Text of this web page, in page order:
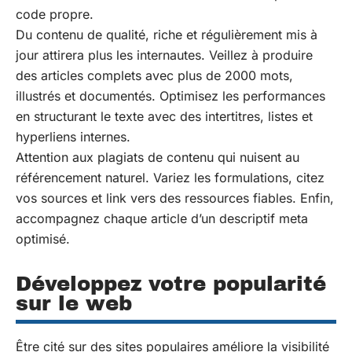
code propre.
Du contenu de qualité, riche et régulièrement mis à
jour attirera plus les internautes. Veillez à produire
des articles complets avec plus de 2000 mots,
illustrés et documentés. Optimisez les performances
en structurant le texte avec des intertitres, listes et
hyperliens internes.
Attention aux plagiats de contenu qui nuisent au
référencement naturel. Variez les formulations, citez
vos sources et link vers des ressources fiables. Enfin,
accompagnez chaque article d’un descriptif meta
optimisé.
Développez votre popularité
sur le web
Être cité sur des sites populaires améliore la visibilité